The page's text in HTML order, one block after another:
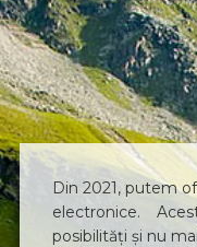
Din 2021, putem
electronice.
posibilități și nu